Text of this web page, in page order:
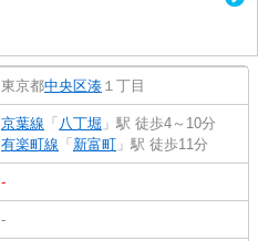
東京都中央区湊 １丁目
京葉線 「 八丁堀 」駅 徒歩4～10分
有楽町線 「 新富町 」駅 徒歩11分
-
-